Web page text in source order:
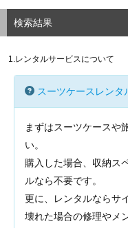
検索結果
1.レンタルサービスについて
スーツケースレンタ
まずはスーツケースや
い。
購入した場合、収納ス
ルなら不要です。
更に、レンタルならサ
壊れた場合の修理やメ